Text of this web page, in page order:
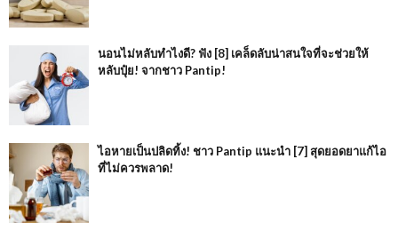
นอนไม่หลับทำไงดี? ฟัง [8] เคล็ดลับน่าสนใจที่จะช่วยให้
หลับปุ๋ย! จากชาว Pantip!
ไอหายเป็นปลิดทิ้ง! ชาว Pantip แนะนำ [7] สุดยอดยาแก้ไอ
ที่ไม่ควรพลาด!